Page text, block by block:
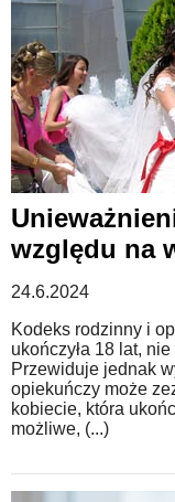
względu na
24.6.2024
Kodeks rodzinny i
ukończyła 18 lat,
Przewiduje jednak
opiekuńczy może
kobiecie, która
możliwe, (...)